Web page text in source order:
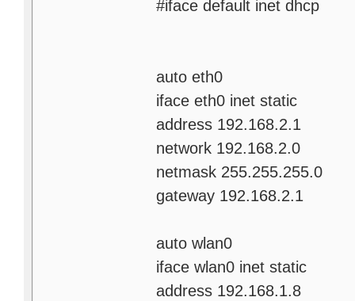
#iface default inet dhcp
auto eth0
iface eth0 inet static
address 192.168.2.1
network 192.168.2.0
netmask 255.255.255.0
gateway 192.168.2.1
auto wlan0
iface wlan0 inet static
address 192.168.1.8